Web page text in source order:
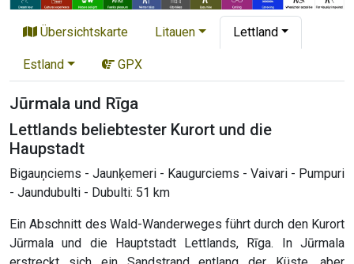
Übersichtskarte Litauen Lettland
Estland GPX
Jūrmala und Rīga
Lettlands beliebtester Kurort und die
Haupstadt
Bigauņciems - Jaunķemeri - Kaugurciems - Vaivari - Pumpuri
- Jaundubulti - Dubulti: 51 km
Ein Abschnitt des Wald-Wanderweges führt durch den Kurort
Jūrmala und die Hauptstadt Lettlands, Rīga. In Jūrmala